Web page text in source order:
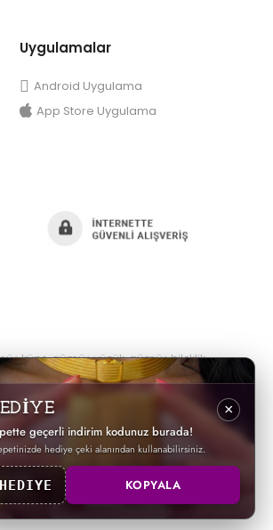
Uygulamalar
Android Uygulama
App Store Uygulama
küpe, gümüş yüzük, gümüş bileklik,
takı ürünlerini
sürekli yenilenen
sunabilmek adına hızlı
geçerli indirim kodunuz burada!
hediye çeki alanından kullanabilirsiniz.
×
HEDIYE KOPYALA